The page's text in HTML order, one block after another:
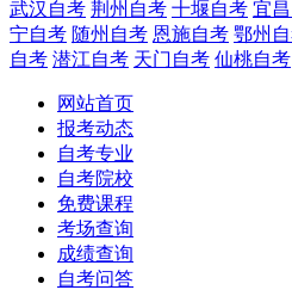
武汉自考 荆州自考 十堰自考 宜
宁自考 随州自考 恩施自考 鄂州
自考 潜江自考 天门自考 仙桃自考
网站首页
报考动态
自考专业
自考院校
免费课程
考场查询
成绩查询
自考问答